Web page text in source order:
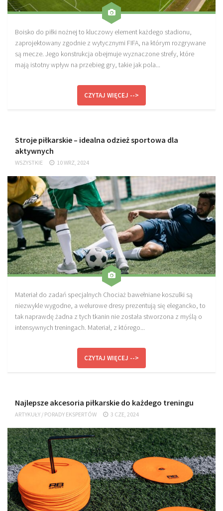
Boisko do piłki nożnej to kluczowy element każdego stadionu,
zaprojektowany zgodnie z wytycznymi FIFA, na którym rozgrywane
są mecze. Jego konstrukcja obejmuje wyznaczone strefy, które
mają istotny wpływ na przebieg gry, takie jak pola...
CZYTAJ WIĘCEJ -->
Stroje piłkarskie – idealna odzież sportowa dla
aktywnych
WSZYSTKIE 10 WRZ, 2024
Materiał do zadań specjalnych Chociaż bawełniane koszulki są
niezwykle wygodne, a welurowe dresy prezentują się elegancko, to
tak naprawdę żadna z tych tkanin nie została stworzona z myślą o
intensywnych treningach. Materiał, z którego...
CZYTAJ WIĘCEJ -->
Najlepsze akcesoria piłkarskie do każdego treningu
ARTYKUŁY / PORADY EKSPERTÓW 3 CZE, 2024